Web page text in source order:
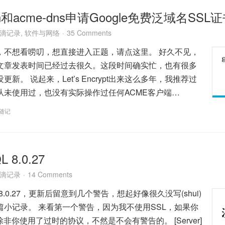
acme-dns申请Google免费泛域名SSL
记录, 软件与网络 35 Comments
想看唠叨，想直接进入正题，请点这里。 好久不见，
章发表时间已经过去很久。这段时间确实忙，也有很多
新。 说起来，Let’s Encrypt出来这么多年，我推荐过
未使用过，也没有实际操作过任何ACME客户端…
记
8.0.27
记录 14 Comments
，更新后留意到几个警告，想起好像很久没写(shui)
小记录。 来看第一个警告，因为我不使用SSL，如果你
你使用了过时的协议，不然是不会有警告的。 [Server]